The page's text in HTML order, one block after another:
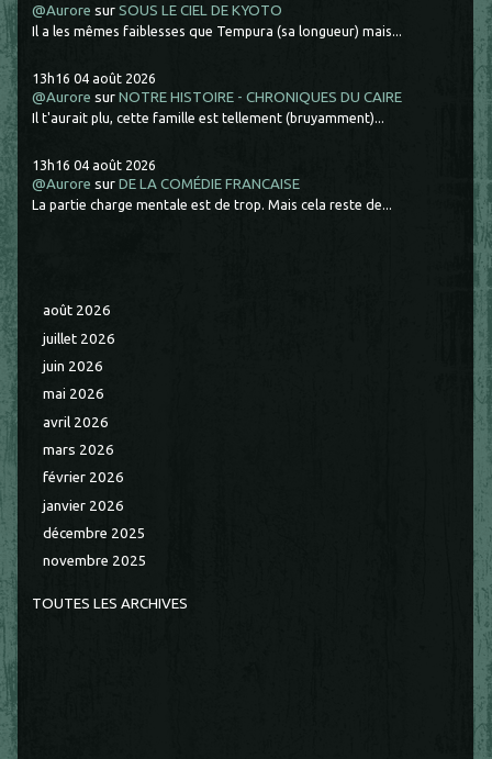
@Aurore surSOUS LE CIEL DE KYOTO
Il a les mêmes faiblesses que Tempura (sa longueur) mais...
13h16 04 août 2026
@Aurore surNOTRE HISTOIRE - CHRONIQUES DU CAIRE
Il t'aurait plu, cette famille est tellement (bruyamment)...
13h16 04 août 2026
@Aurore surDE LA COMÉDIE FRANCAISE
La partie charge mentale est de trop. Mais cela reste de...
août 2026
juillet 2026
juin 2026
mai 2026
avril 2026
mars 2026
février 2026
janvier 2026
décembre 2025
novembre 2025
TOUTES LES ARCHIVES